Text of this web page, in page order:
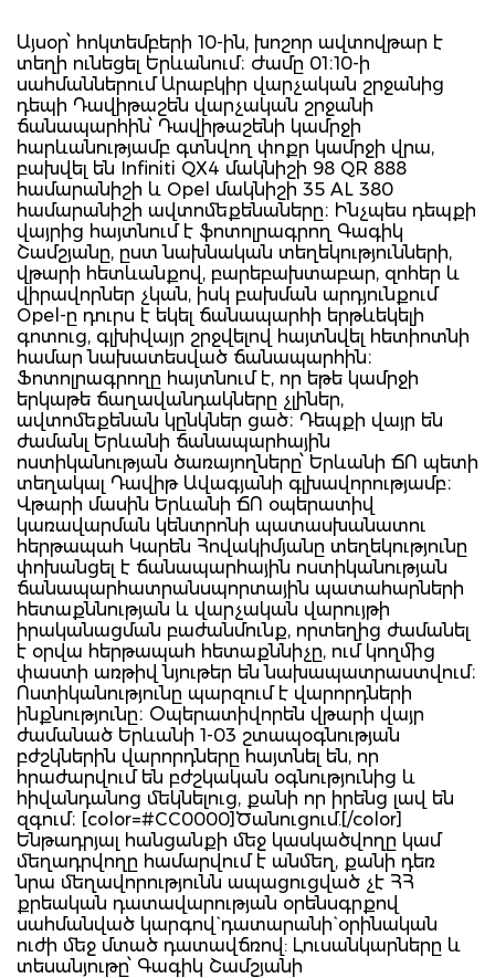
Այսօր՝ հոկտեմբերի 10-ին, խոշոր ավտովթար է
տեղի ունեցել Երևանում։ Ժամը 01։10-ի
սահմաններում Արաբկիր վարչական շրջանից
դեպի Դավիթաշեն վարչական շրջանի
ճանապարհին՝ Դավիթաշենի կամրջի
հարևանությամբ գտնվող փոքր կամրջի վրա,
բախվել են Infiniti QX4 մակնիշի 98 QR 888
համարանիշի և Opel մակնիշի 35 AL 380
համարանիշի ավտոմեքենաները։ Ինչպես դեպքի
վայրից հայտնում է ֆոտոլրագրող Գագիկ
Շամշյանը, ըստ նախնական տեղեկությունների,
վթարի հետևանքով, բարեբախտաբար, զոհեր և
վիրավորներ չկան, իսկ բախման արդյունքում
Opel-ը դուրս է եկել ճանապարհի երթևեկելի
գոտուց, գլխիվայր շրջվելով հայտնվել հետիոտնի
համար նախատեսված ճանապարհին։
Ֆոտոլրագրողը հայտնում է, որ եթե կամրջի
երկաթե ճաղավանդակները չլիներ,
ավտոմեքենան կընկներ ցած։ Դեպքի վայր են
ժամանլ Երևանի ճանապարհային
ոստիկանության ծառայողները՝ Երևանի ՃՈ պետի
տեղակալ Դավիթ Ավագյանի գլխավորությամբ։
Վթարի մասին Երևանի ՃՈ օպերատիվ
կառավարման կենտրոնի պատասխանատու
հերթապահ Կարեն Հովակիմյանը տեղեկությունը
փոխանցել է ճանապարհային ոստիկանության
ճանապարհատրանսպորտային պատահարների
հետաքննության և վարչական վարույթի
իրականացման բաժանմունք, որտեղից ժամանել
է օրվա հերթապահ հետաքննիչը, ում կողմից
փաստի առթիվ նյութեր են նախապատրաստվում։
Ոստիկանությունը պարզում է վարորդների
ինքնությունը։ Օպերատիվորեն վթարի վայր
ժամանած Երևանի 1-03 շտապօգնության
բժշկներին վարորդները հայտնել են, որ
հրաժարվում են բժշկական օգնությունից և
հիվանդանոց մեկնելուց, քանի որ իրենց լավ են
զգում։ [color=#CC0000]Ծանուցում.[/color]
Ենթադրյալ հանցանքի մեջ կասկածվողը կամ
մեղադրվողը համարվում է անմեղ, քանի դեռ
նրա մեղավորությունն ապացուցված չէ ՀՀ
քրեական դատավարության օրենսգրքով
սահմանված կարգով` դատարանի` օրինական
ուժի մեջ մտած դատավճռով: Լուսանկարները և
տեսանյութը՝ Գագիկ Շամշյանի